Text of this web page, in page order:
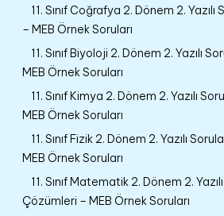
11. Sınıf Coğrafya 2. Dönem 2.
– MEB Örnek Soruları
11. Sınıf Biyoloji 2. Dönem 2. Yazılı
MEB Örnek Soruları
11. Sınıf Kimya 2. Dönem 2. Yazılı
MEB Örnek Soruları
11. Sınıf Fizik 2. Dönem 2. Yazılı
MEB Örnek Soruları
11. Sınıf Matematik 2. Dönem 2.
Çözümleri – MEB Örnek Soruları